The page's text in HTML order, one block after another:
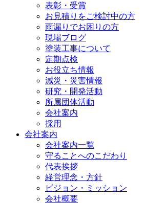
表彰・受賞
お見積りをご検討中の方
雨漏りでお困りの方
現場ブログ
塗装工事について
定期点検
お役立ち情報
減災・災害情報
研究・開発活動
所属団体活動
会社案内
採用
会社案内
会社案内一覧
守ることへのこだわり
代表挨拶
経営理念・方針
ビジョン・ミッション
会社概要